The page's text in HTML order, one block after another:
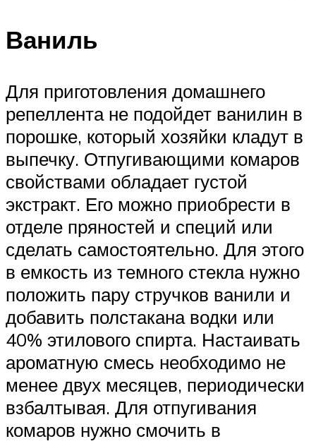
Ваниль
Для приготовления домашнего
репеллента не подойдет ванилин в
порошке, который хозяйки кладут в
выпечку. Отпугивающими комаров
свойствами обладает густой
экстракт. Его можно приобрести в
отделе пряностей и специй или
сделать самостоятельно. Для этого
в емкость из темного стекла нужно
положить пару стручков ванили и
добавить полстакана водки или
40% этилового спирта. Настаивать
ароматную смесь необходимо не
менее двух месяцев, периодически
взбалтывая. Для отпугивания
комаров нужно смочить в